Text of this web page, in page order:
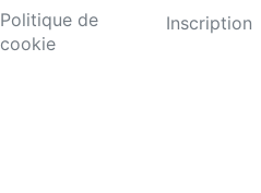
Politique de
cookie
Inscription